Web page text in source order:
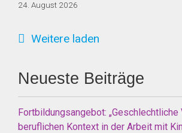
24. August 2026
Weitere laden
Neueste Beiträge
Fortbildungsangebot:
beruflichen Kontext in der Arbeit mit